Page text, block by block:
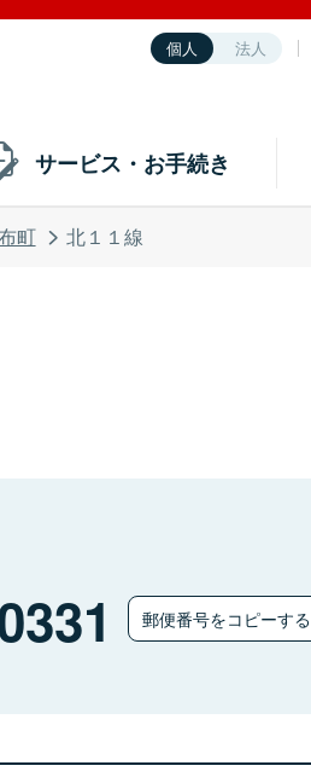
個人 法人
サービス・お手続き
町 北１１線
郵便番号をコピーする